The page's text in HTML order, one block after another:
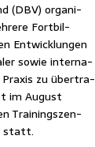
(DBV) orga­ni­
Fort­bil­
Ent­wick­lun­gen
sowie inter­na­
Pra­xis zu über­tra­
im August
Trai­nings­zen­
statt.